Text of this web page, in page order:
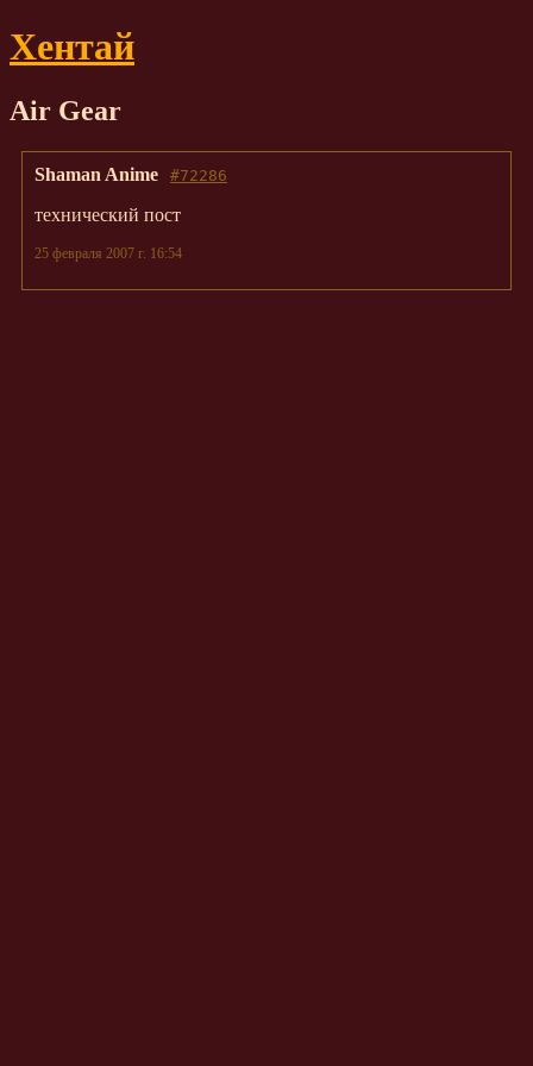
Хентай
Air Gear
#72286
Shaman Anime
технический пост
25 февраля 2007 г. 16:54